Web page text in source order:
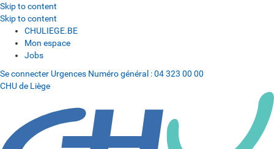
Skip to content
Skip to content
CHULIEGE.BE
Mon espace
Jobs
Se connecter Urgences Numéro général :04 323 00 00
CHU de Liège